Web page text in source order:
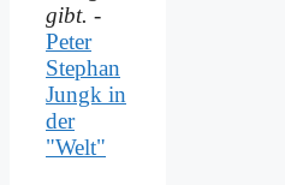
gibt. -
Peter
Stephan
Jungk in
der
"Welt"